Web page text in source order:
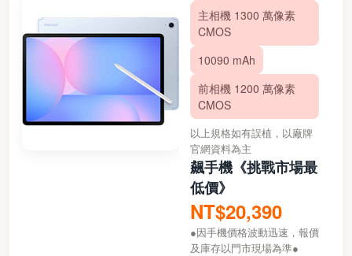
主相機 1300 萬像素
CMOS
10090 mAh
前相機 1200 萬像素
CMOS
以上規格如有誤植，以廠牌
官網資料為主
飆手機《挑戰市場最
低價》
NT$20,390
●因手機價格波動迅速，報價
及庫存以門市現場為準●